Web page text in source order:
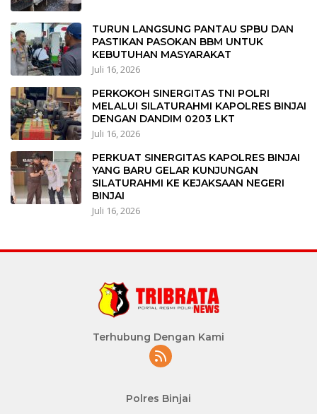
TURUN LANGSUNG PANTAU SPBU DAN
PASTIKAN PASOKAN BBM UNTUK
KEBUTUHAN MASYARAKAT
Juli 16, 2026
PERKOKOH SINERGITAS TNI POLRI
MELALUI SILATURAHMI KAPOLRES BINJAI
DENGAN DANDIM 0203 LKT
Juli 16, 2026
PERKUAT SINERGITAS KAPOLRES BINJAI
YANG BARU GELAR KUNJUNGAN
SILATURAHMI KE KEJAKSAAN NEGERI
BINJAI
Juli 16, 2026
Terhubung Dengan Kami
Polres Binjai